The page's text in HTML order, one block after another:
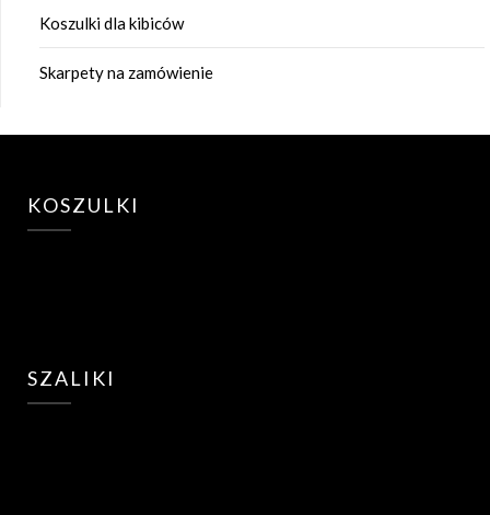
Koszulki dla kibiców
Skarpety na zamówienie
KOSZULKI
SZALIKI